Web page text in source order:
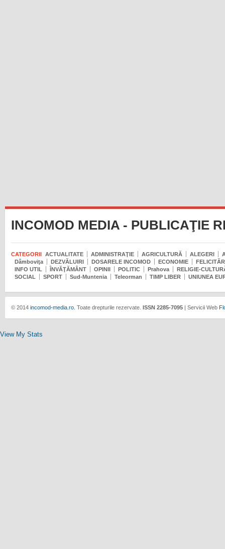
INCOMOD MEDIA - PUBLICAŢIE
CATEGORII ACTUALITATE ADMINISTRAŢIE AGRICULTURĂ ALEGERI
Dâmboviţa
DEZVĂLUIRI DOSARELE INCOMOD ECONOMIE
INFO UTIL
ÎNVĂŢĂMÂNT OPINII POLITIC Prahova
RELIGIE-
SOCIAL
SPORT Sud-Muntenia Teleorman TIMP LIBER UNIUNEA
© 2014incomod-media.ro. Toate drepturile rezervate. ISSN 2285-7095| Servicii Web
View My Stats